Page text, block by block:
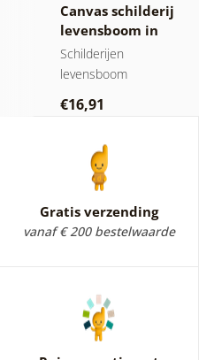
Canvas schilderij
levensboom in
kleurrijk glas-in-
lood
Schilderijen
levensboom
€16,91
Gratis verzending
vanaf € 200 bestelwaarde